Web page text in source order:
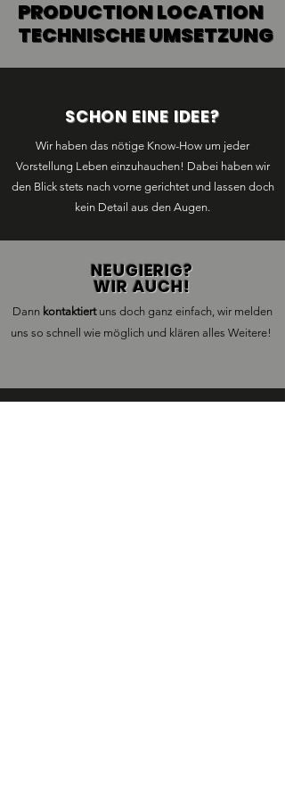
PRODUCTION LOCATION
TECHNISCHE UMSETZUNG
PRODUCTION LOCATION
TECHNISCHE UMSETZUNG
SCHON EINE IDEE?
Wir haben das nötige Know-How um jeder
Vorstellung Leben einzuhauchen! Dabei haben wir
den Blick stets nach vorne gerichtet und lassen doch
kein Detail aus den Augen.
NEUGIERIG?
WIR AUCH!
Dann kontaktiertuns doch ganz einfach, wir melden
uns so schnell wie möglich und klären alles Weitere!